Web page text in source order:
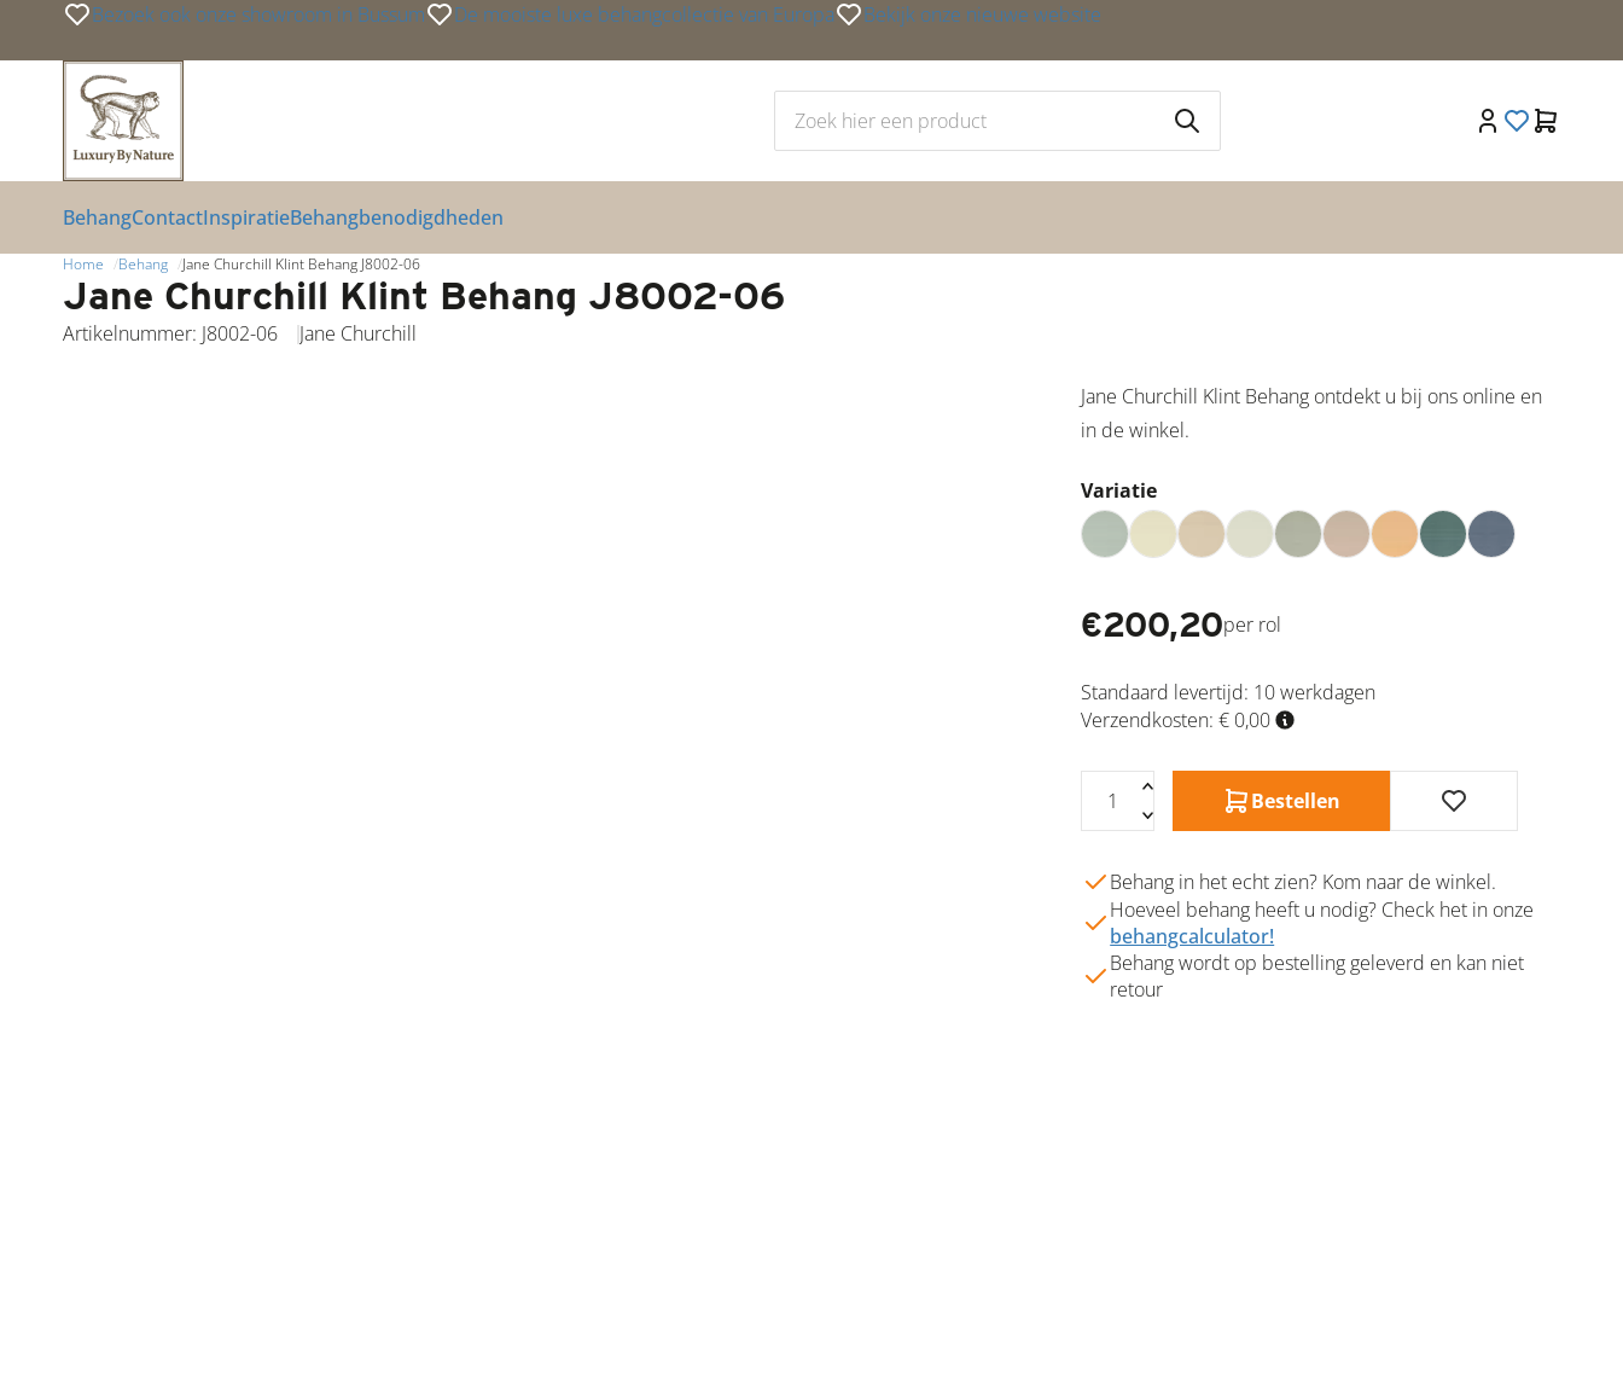
Bezoek ook onze showroom in Bussum De mooiste luxe behangcollectie van Europa Bekijk onze nieuwe website
BehangContactInspiratieBehangbenodigdheden
Home Behang Jane Churchill Klint Behang J8002-06
Jane Churchill Klint Behang J8002-06
Artikelnummer: J8002-06 Jane Churchill
Jane Churchill Klint Behang ontdekt u bij ons online en
in de winkel.
Variatie
€200,20per rol
Standaard levertijd: 10 werkdagen
Verzendkosten: € 0,00
Bestellen
Behang in het echt zien? Kom naar de winkel.
Hoeveel behang heeft u nodig? Check het in onze
behangcalculator!
Behang wordt op bestelling geleverd en kan niet
retour